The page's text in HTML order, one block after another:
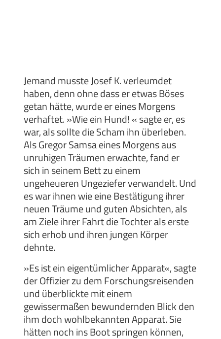
Jemand musste Josef K. verleumdet
haben, denn ohne dass er etwas Böses
getan hätte, wurde er eines Morgens
verhaftet. »Wie ein Hund! « sagte er, es
war, als sollte die Scham ihn überleben.
Als Gregor Samsa eines Morgens aus
unruhigen Träumen erwachte, fand er
sich in seinem Bett zu einem
ungeheueren Ungeziefer verwandelt. Und
es war ihnen wie eine Bestätigung ihrer
neuen Träume und guten Absichten, als
am Ziele ihrer Fahrt die Tochter als erste
sich erhob und ihren jungen Körper
dehnte.
»Es ist ein eigentümlicher Apparat«, sagte
der Offizier zu dem Forschungsreisenden
und überblickte mit einem
gewissermaßen bewundernden Blick den
ihm doch wohlbekannten Apparat. Sie
hätten noch ins Boot springen können,